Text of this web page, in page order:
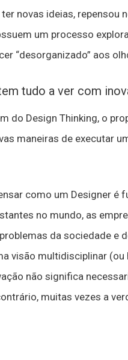
novas ideias, repensou
um processo
“desorganizado” aos
tudo a ver com
do Design Thinking, o
maneiras de executar
como um Designer
no mundo, as
da sociedade e
visão multidisciplinar
não significa
muitas vezes a